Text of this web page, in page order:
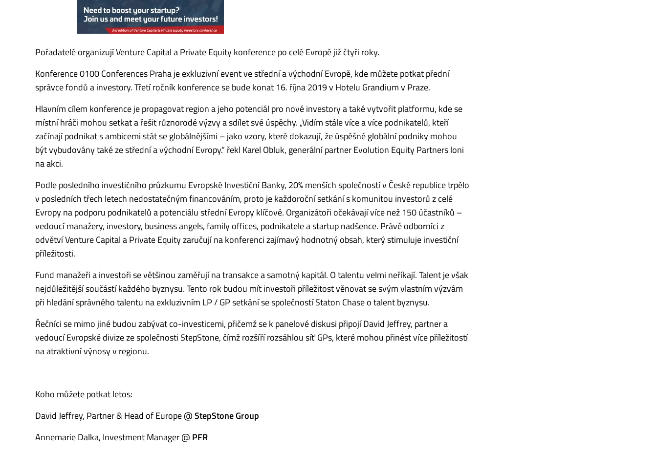
Pořadatelé organizují Venture Capital a Private Equity konference po celé Evropě již čtyři roky.
Konference 0100 Conferences Praha je exkluzivní event ve střední a východní Evropě, kde můžete potkat přední
správce fondů a investory. Třetí ročník konference se bude konat 16. října 2019 v Hotelu Grandium v ​​Praze.
Hlavním cílem konference je propagovat region a jeho potenciál pro nové investory a také vytvořit platformu, kde se
místní hráči mohou setkat a řešit různorodé výzvy a sdílet své úspěchy. „Vidím stále více a více podnikatelů, kteří
začínají podnikat s ambicemi stát se globálnějšími – jako vzory, které dokazují, že úspěšné globální podniky mohou
být vybudovány také ze střední a východní Evropy.“ řekl Karel Obluk, generální partner Evolution Equity Partners loni
na akci.
Podle posledního investičního průzkumu Evropské Investiční Banky, 20% menších společností v České republice trpělo
v posledních třech letech nedostatečným financováním, proto je každoroční setkání s komunitou investorů z celé
Evropy na podporu podnikatelů a potenciálu střední Evropy klíčové. Organizátoři očekávají více než 150 účastníků –
vedoucí manažery, investory, business angels, family offices, podnikatele a startup nadšence. Právě odborníci z
odvětví Venture Capital a Private Equity zaručují na konferenci zajímavý hodnotný obsah, který stimuluje investiční
příležitosti.
Fund manažeři a investoři se většinou zaměřují na transakce a samotný kapitál. O talentu velmi neříkají. Talent je však
nejdůležitější součástí každého byznysu. Tento rok budou mít investoři příležitost věnovat se svým vlastním výzvám
při hledání správného talentu na exkluzivním LP / GP setkání se společností Staton Chase o talent byznysu.
Řečníci se mimo jiné budou zabývat co-investicemi, přičemž se k panelové diskusi připojí David Jeffrey, partner a
vedoucí Evropské divize ze společnosti StepStone, čímž rozšíří rozsáhlou síť GPs, které mohou přinést více příležitostí
na atraktivní výnosy v regionu.
Koho můžete potkat letos:
David Jeffrey, Partner & Head of Europe @StepStone Group
Annemarie Dalka, Investment Manager @ PFR